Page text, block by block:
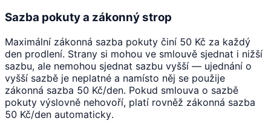
Sazba pokuty a zákonný strop
Maximální zákonná sazba pokuty činí 50 Kč za každý
den prodlení. Strany si mohou ve smlouvě sjednat i nižší
sazbu, ale nemohou sjednat sazbu vyšší — ujednání o
vyšší sazbě je neplatné a namísto něj se použije
zákonná sazba 50 Kč/den. Pokud smlouva o sazbě
pokuty výslovně nehovoří, platí rovněž zákonná sazba
50 Kč/den automaticky.